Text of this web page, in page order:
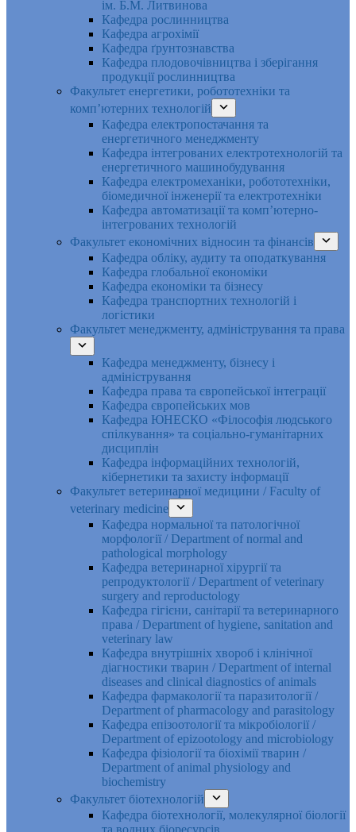
ім. Б.М. Литвинова
Кафедра рослинництва
Кафедра агрохімії
Кафедра ґрунтознавства
Кафедра плодовочівництва і зберігання
продукції рослинництва
Факультет енергетики, робототехніки та
комп’ютерних технологій
Кафедра електропостачання та
енергетичного менеджменту
Кафедра інтегрованих електротехнологій та
енергетичного машинобудування
Кафедра електромеханіки, робототехніки,
біомедичної інженерії та електротехніки
Кафедра автоматизації та комп’ютерно-
інтегрованих технологій
Факультет економічних відносин та фінансів
Кафедра обліку, аудиту та оподаткування
Кафедра глобальної економіки
Кафедра економіки та бізнесу
Кафедра транспортних технологій і
логістики
Факультет менеджменту, адміністрування та права
Кафедра менеджменту, бізнесу і
адміністрування
Кафедра права та європейської інтеграції
Кафедра європейських мов
Кафедра ЮНЕСКО «Філософія людського
спілкування» та соціально-гуманітарних
дисциплін
Кафедра інформаційних технологій,
кібернетики та захисту інформації
Факультет ветеринарної медицини / Faculty of
veterinary medicine
Кафедра нормальної та патологічної
морфології / Department of normal and
pathological morphology
Кафедра ветеринарної хірургії та
репродуктології / Department of veterinary
surgery and reproductology
Кафедра гігієни, санітарії та ветеринарного
права / Department of hygiene, sanitation and
veterinary law
Кафедра внутрішніх хвороб і клінічної
діагностики тварин / Department of internal
diseases and clinical diagnostics of animals
Кафедра фармакології та паразитології /
Department of pharmacology and parasitology
Кафедра епізоотології та мікробіології /
Department of epizootology and microbiology
Кафедра фізіології та біохімії тварин /
Department of animal physiology and
biochemistry
Факультет біотехнологій
Кафедра біотехнології, молекулярної біології
та водних біоресурсів